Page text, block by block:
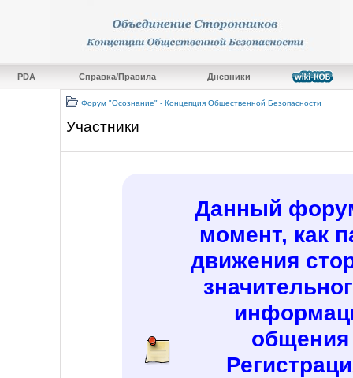
PDA Справка/Правила Дневники
Форум "Осознание" - Концепция Общественной Безопасности
Участники
Данный
момент, как
движения